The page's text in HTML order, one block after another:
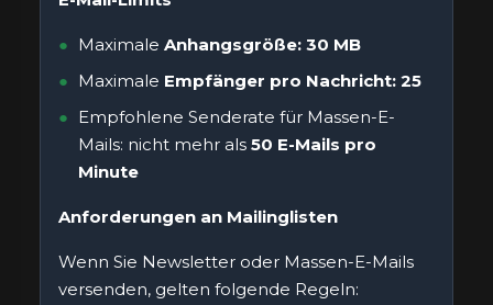
Maximale Anhangsgröße: 30 MB
Maximale Empfänger pro Nachricht: 25
Empfohlene Senderate für Massen-E-
Mails: nicht mehr als 50 E-Mails pro
Minute
Anforderungen an Mailinglisten
Wenn Sie Newsletter oder Massen-E-Mails
versenden, gelten folgende Regeln: